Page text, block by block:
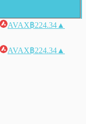
AVAX฿224.34 ▲
AVAX฿224.34 ▲